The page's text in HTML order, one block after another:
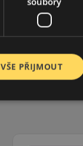
pneumatiky
(předchozí)
VŠE PŘIJMOUT